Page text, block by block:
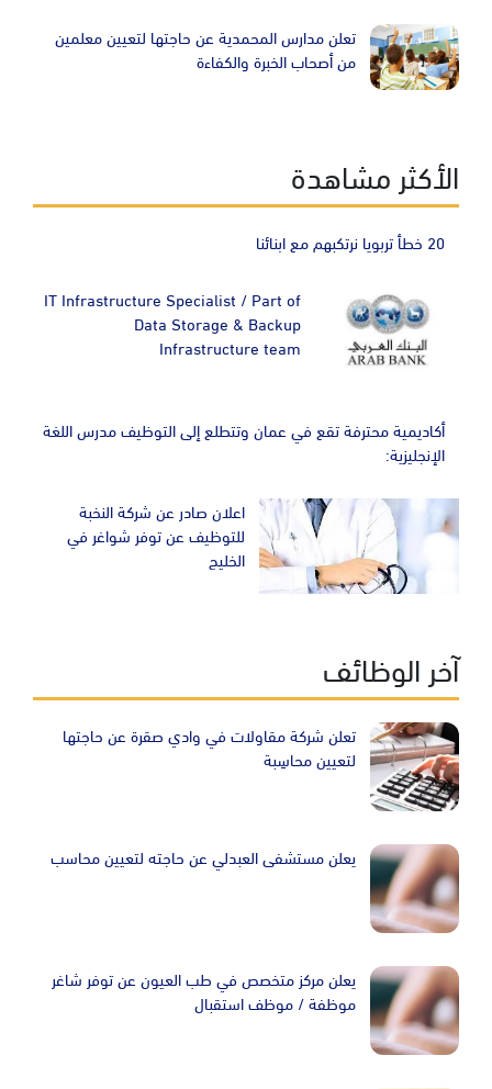
Image تعلن مدارس المحمدية عن حاجتها لتعيين معلمين
من أصحاب الخبرة والكفاءة
الأكثر مشاهدة
20 خطأ تربويا نرتكبهم مع ابنائنا
IT Infrastructure Specialist / Part of
Data Storage & Backup
Infrastructure team
أكاديمية محترفة تقع في عمان وتتطلع إلى التوظيف مدرس اللغة
الإنجليزية:
اعلان صادر عن شركة النخبة
للتوظيف عن توفر شواغر في
الخليج
آخر الوظائف
تعلن شركة مقاولات في وادي صقرة عن حاجتها
لتعيين محاسِبة
يعلن مستشفى العبدلي عن حاجته لتعيين محاسب
يعلن مركز متخصص في طب العيون عن توفر شاغر
موظفة / موظف استقبال